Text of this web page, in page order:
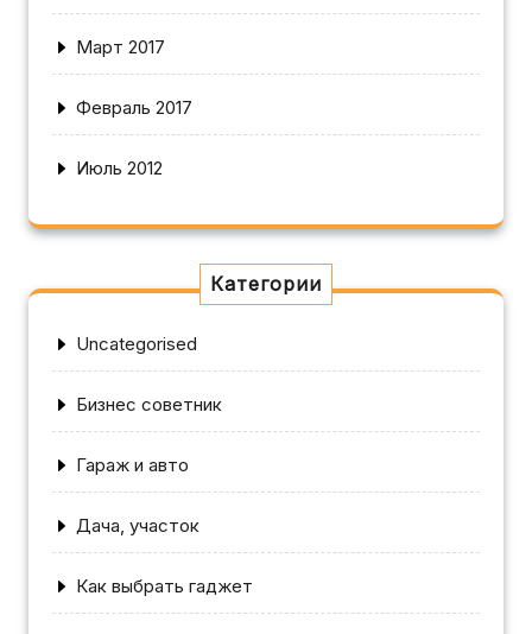
Март 2017
Февраль 2017
Июль 2012
Категории
Uncategorised
Бизнес советник
Гараж и авто
Дача, участок
Как выбрать гаджет